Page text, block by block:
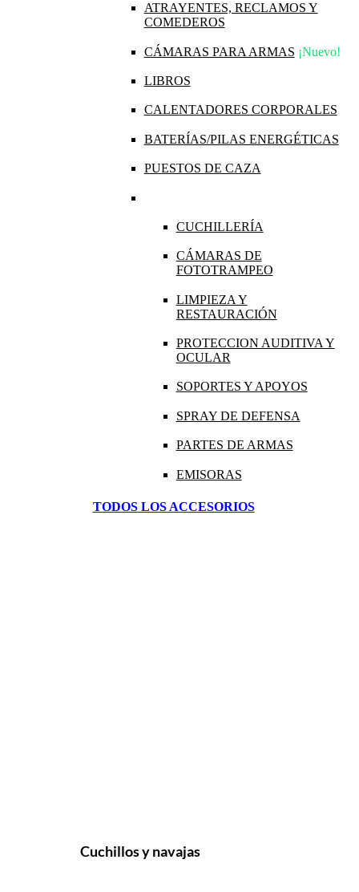
ATRAYENTES, RECLAMOS Y
COMEDEROS
CÁMARAS PARA ARMAS ¡Nuevo!
LIBROS
CALENTADORES CORPORALES
BATERÍAS/PILAS ENERGÉTICAS
PUESTOS DE CAZA
CUCHILLERÍA
CÁMARAS DE
FOTOTRAMPEO
LIMPIEZA Y
RESTAURACIÓN
PROTECCION AUDITIVA Y
OCULAR
SOPORTES Y APOYOS
SPRAY DE DEFENSA
PARTES DE ARMAS
EMISORAS
TODOS LOS ACCESORIOS
Cuchillos y navajas